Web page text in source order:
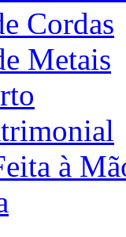
Cordas
Metais
à